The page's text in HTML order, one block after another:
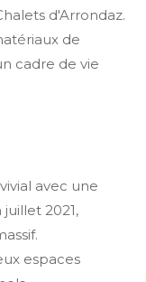
d'Arrondaz.
de
cadre de vie
avec une
2021,
espaces